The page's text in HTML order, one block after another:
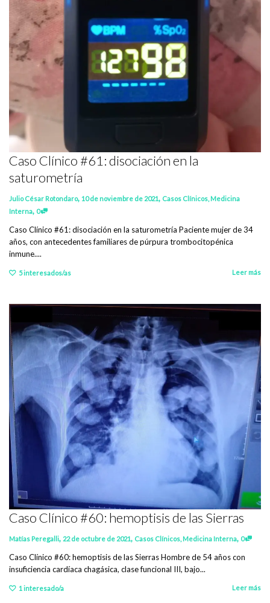
Caso Clínico #61: disociación en la
saturometría
Julio César Rotondaro, 10 de noviembre de 2021, Casos Clínicos, Medicina
Interna, 0
Caso Clínico #61: disociación en la saturometría Paciente mujer de 34
años, con antecedentes familiares de púrpura trombocitopénica
inmune....
5interesados/as Leer más
Caso Clínico #60: hemoptisis de las Sierras
Matías Peregalli, 22 de octubre de 2021, Casos Clínicos, Medicina Interna, 0
Caso Clínico #60: hemoptisis de las Sierras Hombre de 54 años con
insuficiencia cardíaca chagásica, clase funcional III, bajo...
1interesado/a Leer más